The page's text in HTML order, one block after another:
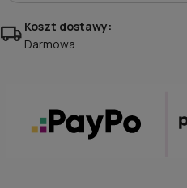
local_shipping Koszt dostawy:
Darmowa